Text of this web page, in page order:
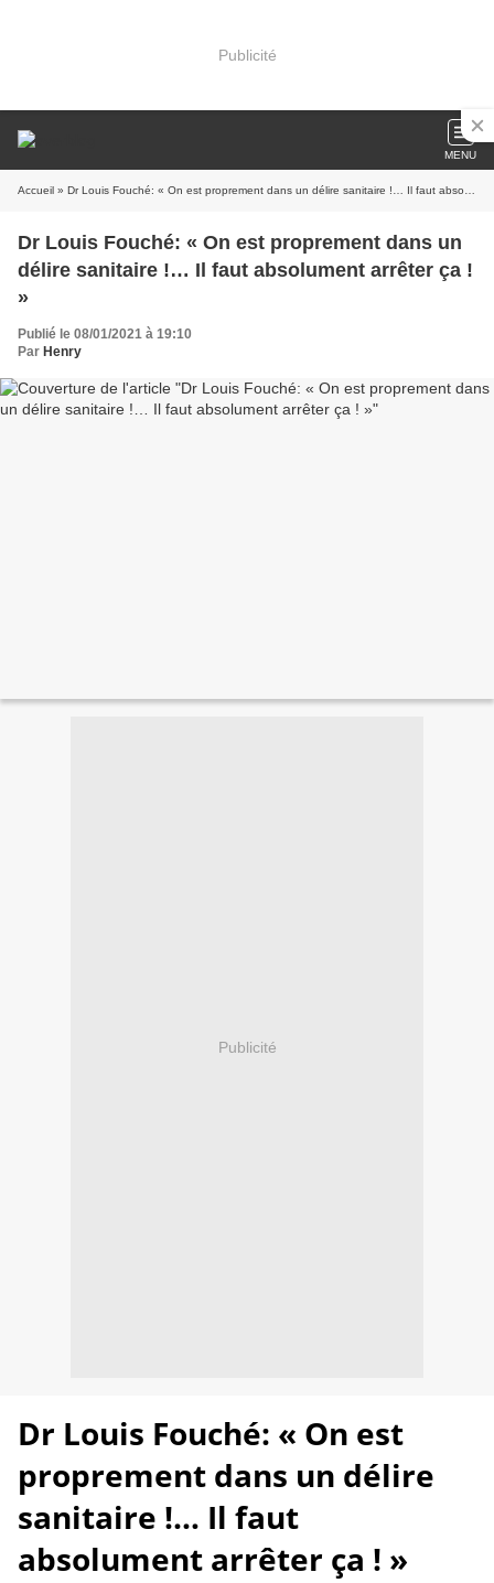
Publicité
MENU
Accueil » Dr Louis Fouché: « On est proprement dans un délire sanitaire !… Il faut absolument arrêter ça ! »
Dr Louis Fouché: « On est proprement dans un
délire sanitaire !… Il faut absolument arrêter ça !
»
Publié le 08/01/2021 à 19:10
Par Henry
Publicité
Dr Louis Fouché: « On est
proprement dans un délire
sanitaire !… Il faut
absolument arrêter ça ! »